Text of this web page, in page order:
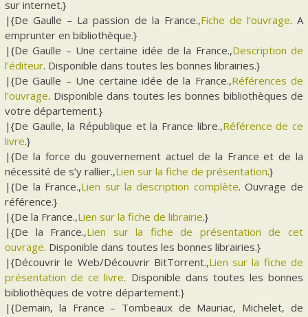
sur internet.}
|{De Gaulle – La passion de la France.,Fiche de l’ouvrage. A
emprunter en bibliothèque.}
|{De Gaulle – Une certaine idée de la France.,Description de
l’éditeur. Disponible dans toutes les bonnes librairies.}
|{De Gaulle – Une certaine idée de la France.,Références de
l’ouvrage. Disponible dans toutes les bonnes bibliothèques de
votre département.}
|{De Gaulle, la République et la France libre.,Référence de ce
livre.}
|{De la force du gouvernement actuel de la France et de la
nécessité de s’y rallier.,Lien sur la fiche de présentation.}
|{De la France.,Lien sur la description complète. Ouvrage de
référence.}
|{De la France.,Lien sur la fiche de librairie.}
|{De la France.,Lien sur la fiche de présentation de cet
ouvrage. Disponible dans toutes les bonnes librairies.}
|{Découvrir le Web/Découvrir BitTorrent.,Lien sur la fiche de
présentation de ce livre. Disponible dans toutes les bonnes
bibliothèques de votre département.}
|{Demain, la France – Tombeaux de Mauriac, Michelet, de